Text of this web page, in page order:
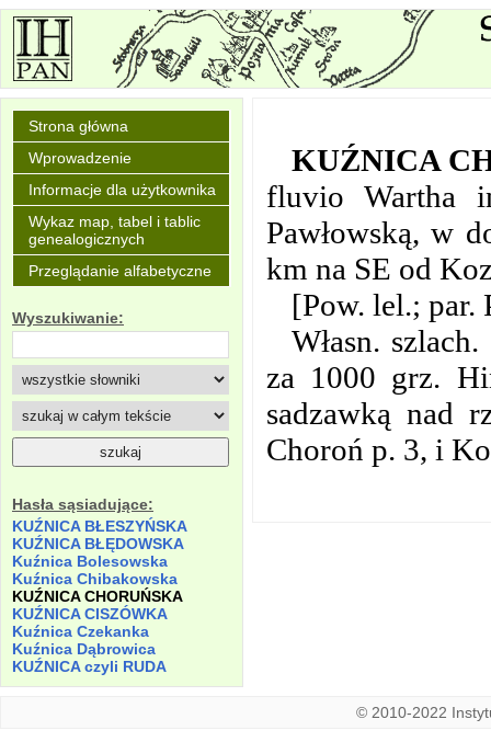
Strona główna
Wprowadzenie
Informacje dla użytkownika
Wykaz map, tabel i tablic
genealogicznych
Przeglądanie alfabetyczne
Wyszukiwanie:
Hasła sąsiadujące:
KUŹNICA BŁESZYŃSKA
KUŹNICA BŁĘDOWSKA
Kuźnica Bolesowska
Kuźnica Chibakowska
KUŹNICA CHORUŃSKA
KUŹNICA CISZÓWKA
Kuźnica Czekanka
Kuźnica Dąbrowica
KUŹNICA czyli RUDA
KUŹNICA
fluvio Wartha
Pawłowską, w
km na SE od
[Pow. lel.;
Własn.
za 1000 grz.
sadzawką nad
Choroń p. 3, i
© 2010-2022